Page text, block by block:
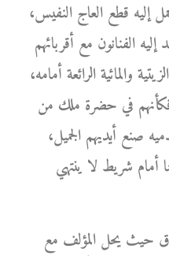
إليه قطع العاج النفيس،
الفنانون مع أقربائهم
والمائية الرائعة أمامه،
فكأنهم في حضرة ملك من
صنع أيديهم الجميل،
أمام شريط لا ينتهي
حيث يحل المؤلف مع